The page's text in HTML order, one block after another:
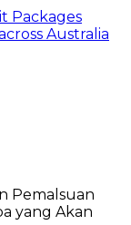
Packages
Australia